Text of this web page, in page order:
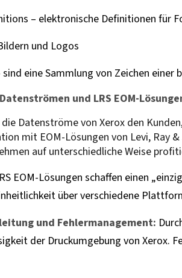
– elektronische Definitionen für
und Logos
eine Sammlung von Zeichen
und LRS EOM-
Datenströme von Xerox den
mit EOM-Lösungen von Levi, Ray
auf unterschiedliche Weise
EOM-Lösungen schaffen einen
über verschiedene
und Fehlermanagement:
der Druckumgebung von Xerox.